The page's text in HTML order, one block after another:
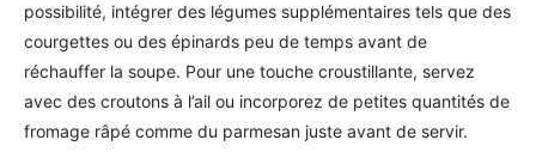
possibilité, intégrer des légumes supplémentaires tels que des
courgettes ou des épinards peu de temps avant de
réchauffer la soupe. Pour une touche croustillante, servez
avec des croutons à l’ail ou incorporez de petites quantités de
fromage râpé comme du parmesan juste avant de servir.